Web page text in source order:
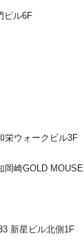
ビル6F
栄ウォークビル3F
岡崎GOLD MOUSE
新星ビル北側1F